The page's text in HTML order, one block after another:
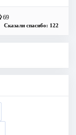
69
Сказали спасибо: 122